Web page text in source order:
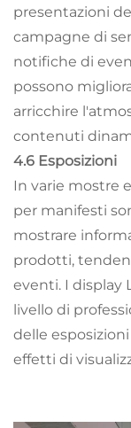
presentazioni
campagne di
notifiche di
possono
arricchire
contenuti
4.6 Esposizioni
In varie mostre
per manifesti
mostrare
prodotti,
eventi. I display
livello di
delle
effetti di